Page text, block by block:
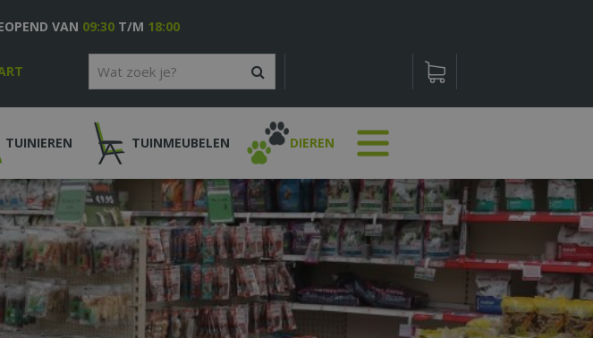
VAN 09:30 T/M 18:00
TUINIEREN TUINMEUBELEN DIEREN